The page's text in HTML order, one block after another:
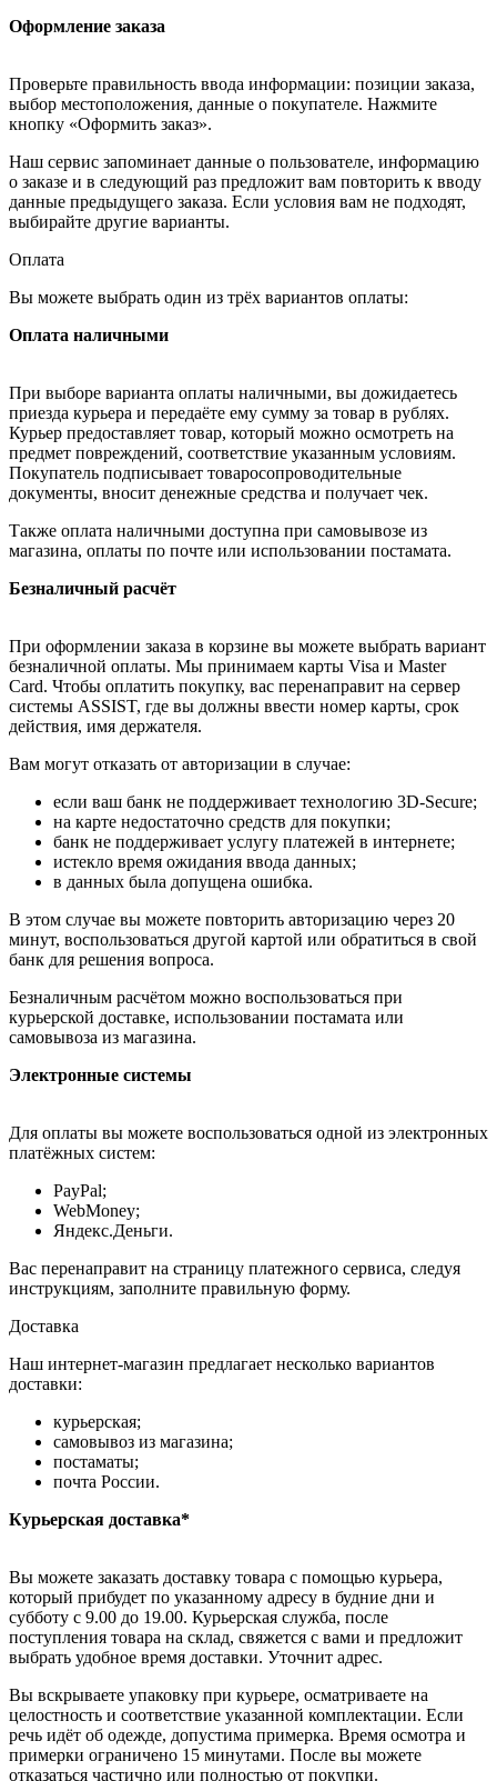
Оформление заказа
Проверьте правильность ввода информации: позиции заказа,
выбор местоположения, данные о покупателе. Нажмите
кнопку «Оформить заказ».
Наш сервис запоминает данные о пользователе, информацию
о заказе и в следующий раз предложит вам повторить к вводу
данные предыдущего заказа. Если условия вам не подходят,
выбирайте другие варианты.
Оплата
Вы можете выбрать один из трёх вариантов оплаты:
Оплата наличными
При выборе варианта оплаты наличными, вы дожидаетесь
приезда курьера и передаёте ему сумму за товар в рублях.
Курьер предоставляет товар, который можно осмотреть на
предмет повреждений, соответствие указанным условиям.
Покупатель подписывает товаросопроводительные
документы, вносит денежные средства и получает чек.
Также оплата наличными доступна при самовывозе из
магазина, оплаты по почте или использовании постамата.
Безналичный расчёт
При оформлении заказа в корзине вы можете выбрать вариант
безналичной оплаты. Мы принимаем карты Visa и Master
Card. Чтобы оплатить покупку, вас перенаправит на сервер
системы ASSIST, где вы должны ввести номер карты, срок
действия, имя держателя.
Вам могут отказать от авторизации в случае:
если ваш банк не поддерживает технологию 3D-Secure;
на карте недостаточно средств для покупки;
банк не поддерживает услугу платежей в интернете;
истекло время ожидания ввода данных;
в данных была допущена ошибка.
В этом случае вы можете повторить авторизацию через 20
минут, воспользоваться другой картой или обратиться в свой
банк для решения вопроса.
Безналичным расчётом можно воспользоваться при
курьерской доставке, использовании постамата или
самовывоза из магазина.
Электронные системы
Для оплаты вы можете воспользоваться одной из электронных
платёжных систем:
PayPal;
WebMoney;
Яндекс.Деньги.
Вас перенаправит на страницу платежного сервиса, следуя
инструкциям, заполните правильную форму.
Доставка
Наш интернет-магазин предлагает несколько вариантов
доставки:
курьерская;
самовывоз из магазина;
постаматы;
почта России.
Курьерская доставка*
Вы можете заказать доставку товара с помощью курьера,
который прибудет по указанному адресу в будние дни и
субботу с 9.00 до 19.00. Курьерская служба, после
поступления товара на склад, свяжется с вами и предложит
выбрать удобное время доставки. Уточнит адрес.
Вы вскрываете упаковку при курьере, осматриваете на
целостность и соответствие указанной комплектации. Если
речь идёт об одежде, допустима примерка. Время осмотра и
примерки ограничено 15 минутами. После вы можете
отказаться частично или полностью от покупки.